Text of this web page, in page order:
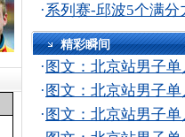
·系列赛-邱波5个满
精彩
· 图文：北京站男子
· 图文：北京站男子
· 图文：北京站男子